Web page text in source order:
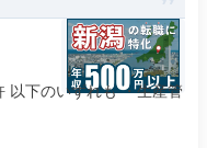
以下のいずれも ・生産管